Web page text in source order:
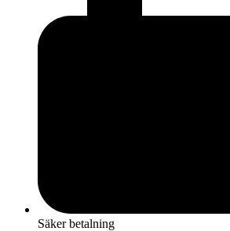
Säker betalning